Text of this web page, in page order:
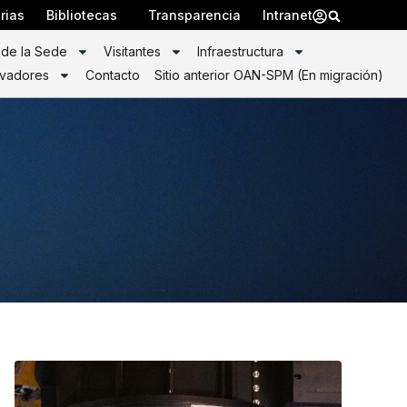
Bibliotecas Transparencia Intranet
la Sede Visitantes
Infraestructura
Contacto Sitio anterior OAN-SPM (En migración)